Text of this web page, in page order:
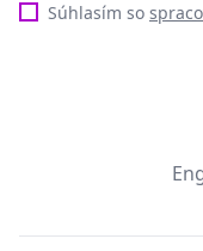
Súhlasím so